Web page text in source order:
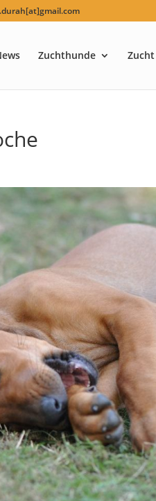
Zuchthunde Zucht